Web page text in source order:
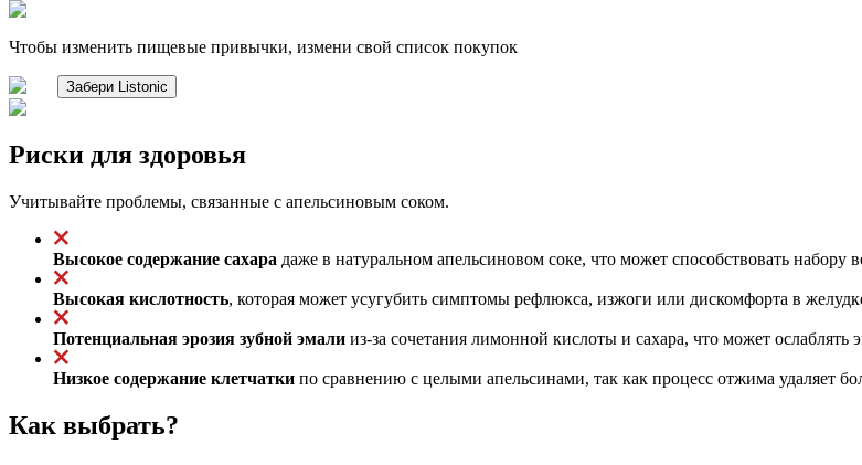
Чтобы изменить пищевые привычки, измени свой список покупок
Забери Listonic
Риски для здоровья
Учитывайте проблемы, связанные с апельсиновым соком.
Высокое содержание сахара даже в натуральном апельсиновом соке, что может способствовать
Высокая кислотность, которая может усугубить симптомы рефлюкса, изжоги или дискомфорта в
Потенциальная эрозия зубной эмали из-за сочетания лимонной кислоты и сахара, что может
Низкое содержание клетчатки по сравнению с целыми апельсинами, так как процесс отжима удаляет
Как выбрать?